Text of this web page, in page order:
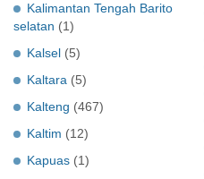
Kalimantan Tengah Barito
selatan (1)
Kalsel (5)
Kaltara (5)
Kalteng (467)
Kaltim (12)
Kapuas (1)